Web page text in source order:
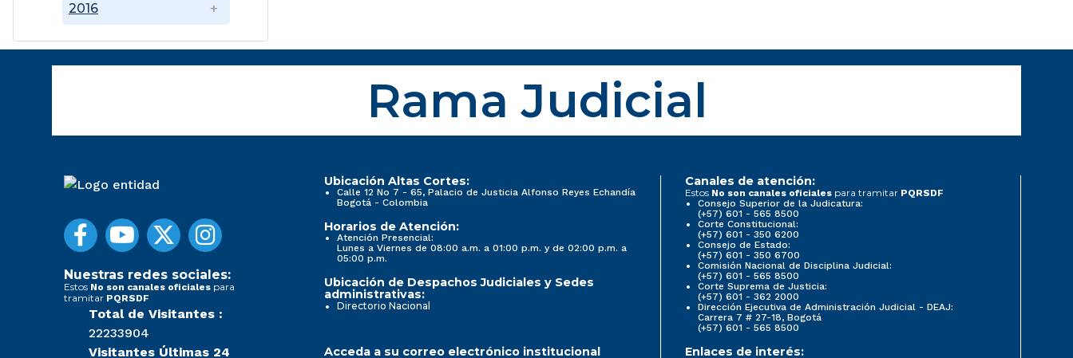
2016
Rama Judicial
Nuestras redes sociales:
Estos No son canales oficiales para
tramitar PQRSDF
Total de Visitantes :
22233904
Visitantes Últimas 24
Ubicación Altas Cortes:
Calle 12 No 7 - 65, Palacio de Justicia Alfonso Reyes Echandía
Bogotá - Colombia
Horarios de Atención:
Atención Presencial:
Lunes a Viernes de 08:00 a.m. a 01:00 p.m. y de 02:00 p.m. a
05:00 p.m.
Ubicación de Despachos Judiciales y Sedes
administrativas:
Directorio Nacional
Canales de atención:
Estos No son canales oficiales para tramitar PQRSDF
Consejo Superior de la Judicatura:
(+57) 601 - 565 8500
Corte Constitucional:
(+57) 601 - 350 6200
Consejo de Estado:
(+57) 601 - 350 6700
Comisión Nacional de Disciplina Judicial:
(+57) 601 - 565 8500
Corte Suprema de Justicia:
(+57) 601 - 362 2000
Dirección Ejecutiva de Administración Judicial - DEAJ:
Carrera 7 # 27-18, Bogotá
(+57) 601 - 565 8500
Acceda a su correo electrónico institucional Enlaces de interés: